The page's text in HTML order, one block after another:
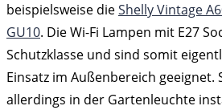
beispielsweise dieShelly Vintage
GU10. Die Wi-Fi Lampen mit E27
Schutzklasse und sind somit
Einsatz im Außenbereich geeignet.
allerdings in der Gartenleuchte